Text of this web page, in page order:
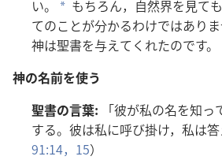
い。
a もちろん， 自然界を 見ても
てのことが分かるわけではありま
神は聖書を与えてくれたのです。
神の名前を使う
聖書の言葉: 「彼が私の名を知っ
する。 彼は私に呼び掛け， 私は答
91:14，15）